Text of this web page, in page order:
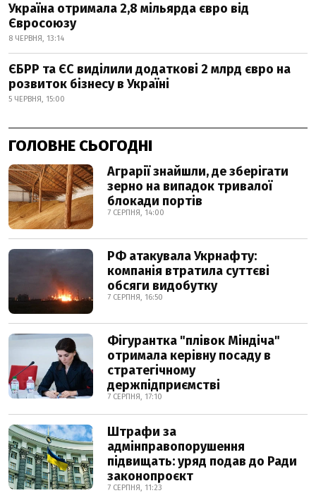
Україна отримала 2,8 мільярда євро від
Євросоюзу
8 ЧЕРВНЯ, 13:14
ЄБРР та ЄС виділили додаткові 2 млрд євро на
розвиток бізнесу в Україні
5 ЧЕРВНЯ, 15:00
ГОЛОВНЕ СЬОГОДНІ
Аграрії знайшли, де зберігати
зерно на випадок тривалої
блокади портів
7 СЕРПНЯ, 14:00
РФ атакувала Укрнафту:
компанія втратила суттєві
обсяги видобутку
7 СЕРПНЯ, 16:50
Фігурантка "плівок Міндіча"
отримала керівну посаду в
стратегічному
держпідприємстві
7 СЕРПНЯ, 17:10
Штрафи за
адмінправопорушення
підвищать: уряд подав до Ради
законопроєкт
7 СЕРПНЯ, 11:23